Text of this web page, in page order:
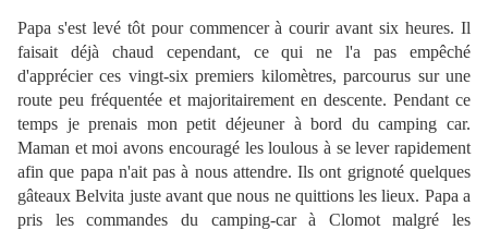
Papa s'est levé tôt pour commencer à courir avant six heures. Il
faisait déjà chaud cependant, ce qui ne l'a pas empêché
d'apprécier ces vingt-six premiers kilomètres, parcourus sur une
route peu fréquentée et majoritairement en descente. Pendant ce
temps je prenais mon petit déjeuner à bord du camping car.
Maman et moi avons encouragé les loulous à se lever rapidement
afin que papa n'ait pas à nous attendre. Ils ont grignoté quelques
gâteaux Belvita juste avant que nous ne quittions les lieux. Papa a
pris les commandes du camping-car à Clomot malgré les